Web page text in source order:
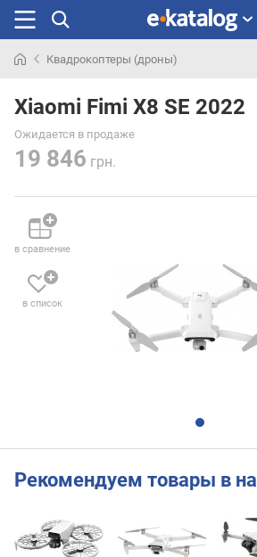
раньше
Квадрокоптеры (дроны)
Xiaomi Fimi X8 SE 2022
Ожидается в продаже
19 846 грн.
в сравнение
в список
Рекомендуем товары в